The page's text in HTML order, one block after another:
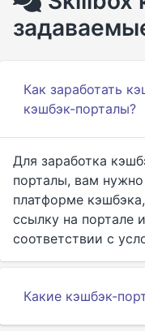
Как заработать
кэшбэк-порталы?
Для заработка
порталы, вам нужно
платформе
ссылку на портале
соответствии с
Какие кэшбэк-